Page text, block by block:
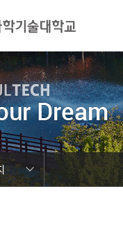
보알림
공개
스안내
원센터
행정
고센터
센터광장
지사항
공지
공지
공지
공지
입찰
정보
부행사
의위원회
스19 대응안내
원회